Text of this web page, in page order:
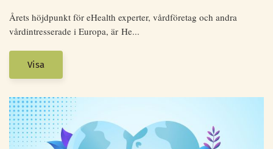
Årets höjdpunkt för eHealth experter, vårdföretag och andra
vårdintresserade i Europa, är He...
Visa